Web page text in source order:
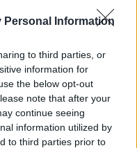
Personal Information
to third parties, or
information for
the below opt-out
note that after your
continue seeing
information utilized by
to third parties prior to
години
в